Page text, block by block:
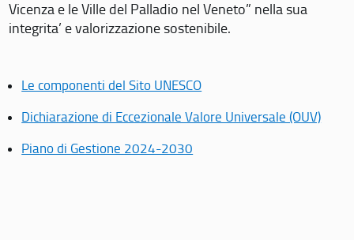
Vicenza e le Ville del Palladio nel Veneto” nella sua
integrita’ e valorizzazione sostenibile.
Le componenti del Sito UNESCO
Dichiarazione di Eccezionale Valore Universale (OUV)
Piano di Gestione 2024-2030